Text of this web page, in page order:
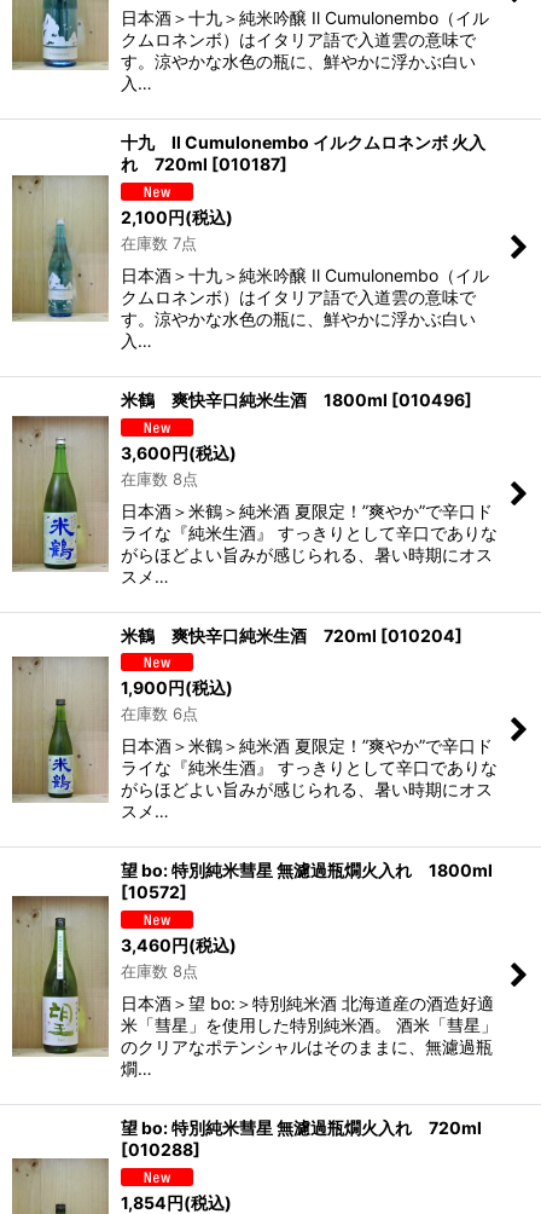
日本酒＞十九＞純米吟醸 Il Cumulonembo（イル
クムロネンボ）はイタリア語で入道雲の意味で
す。涼やかな水色の瓶に、鮮やかに浮かぶ白い
入…
十九 Il Cumulonembo イルクムロネンボ 火入
れ 720ml [010187]
2,100円(税込)
在庫数 7点
日本酒＞十九＞純米吟醸 Il Cumulonembo（イル
クムロネンボ）はイタリア語で入道雲の意味で
す。涼やかな水色の瓶に、鮮やかに浮かぶ白い
入…
米鶴 爽快辛口純米生酒 1800ml [010496]
3,600円(税込)
在庫数 8点
日本酒＞米鶴＞純米酒 夏限定！”爽やか”で辛口ド
ライな『純米生酒』 すっきりとして辛口でありな
がらほどよい旨みが感じられる、暑い時期にオス
スメ…
米鶴 爽快辛口純米生酒 720ml [010204]
1,900円(税込)
在庫数 6点
日本酒＞米鶴＞純米酒 夏限定！”爽やか”で辛口ド
ライな『純米生酒』 すっきりとして辛口でありな
がらほどよい旨みが感じられる、暑い時期にオス
スメ…
望 bo: 特別純米彗星 無濾過瓶燗火入れ 1800ml
[10572]
3,460円(税込)
在庫数 8点
日本酒＞望 bo:＞特別純米酒 北海道産の酒造好適
米「彗星」を使用した特別純米酒。 酒米「彗星」
のクリアなポテンシャルはそのままに、無濾過瓶
燗…
望 bo: 特別純米彗星 無濾過瓶燗火入れ 720ml
[010288]
1,854円(税込)